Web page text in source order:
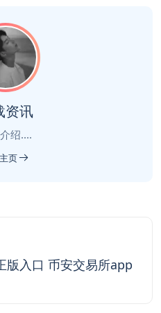
资讯
绍....
页
入口 币安交易所app